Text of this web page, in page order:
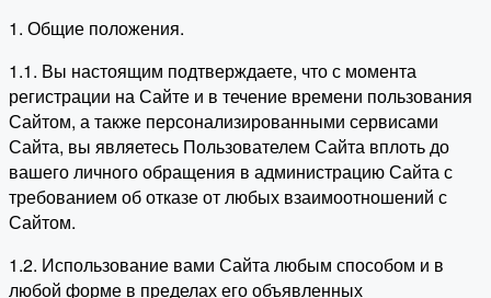
1. Общие положения.
1.1. Вы настоящим подтверждаете, что с момента
регистрации на Сайте и в течение времени пользования
Сайтом, а также персонализированными сервисами
Сайта, вы являетесь Пользователем Сайта вплоть до
вашего личного обращения в администрацию Сайта с
требованием об отказе от любых взаимоотношений с
Сайтом.
1.2. Использование вами Сайта любым способом и в
любой форме в пределах его объявленных